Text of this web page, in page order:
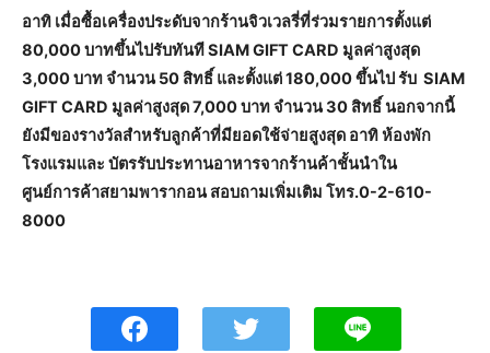
อาทิ เมื่อซื้อเครื่องประดับจากร้านจิวเวลรี่ที่ร่วมรายการตั้งแต่
80,000 บาทขึ้นไปรับทันที SIAM GIFT CARD มูลค่าสูงสุด
3,000 บาท จำนวน 50 สิทธิ์ และตั้งแต่ 180,000 ขึ้นไป รับ SIAM
GIFT CARD มูลค่าสูงสุด 7,000 บาท จำนวน 30 สิทธิ์ นอกจากนี้
ยังมีของรางวัลสำหรับลูกค้าที่มียอดใช้จ่ายสูงสุด อาทิ ห้องพัก
โรงแรมและ บัตรรับประทานอาหารจากร้านค้าชั้นนำใน
ศูนย์การค้าสยามพารากอน สอบถามเพิ่มเติม โทร.0-2-610-
8000